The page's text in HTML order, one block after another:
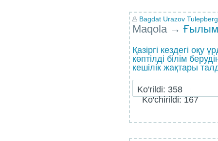
Bagdat Urazov
Maqola →
Қазіргі кездегі оқу
көптілді білім
кешілік жақтары
Ko'rildi: 358
Ko'chirildi: 167